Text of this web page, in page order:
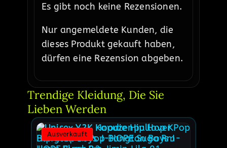
Es gibt noch keine Rezensionen.
Nur angemeldete Kunden, die
dieses Produkt gekauft haben,
dürfen eine Rezension abgeben.
Trendige Kleidung, Die Sie
Lieben Werden
Ausverkauft